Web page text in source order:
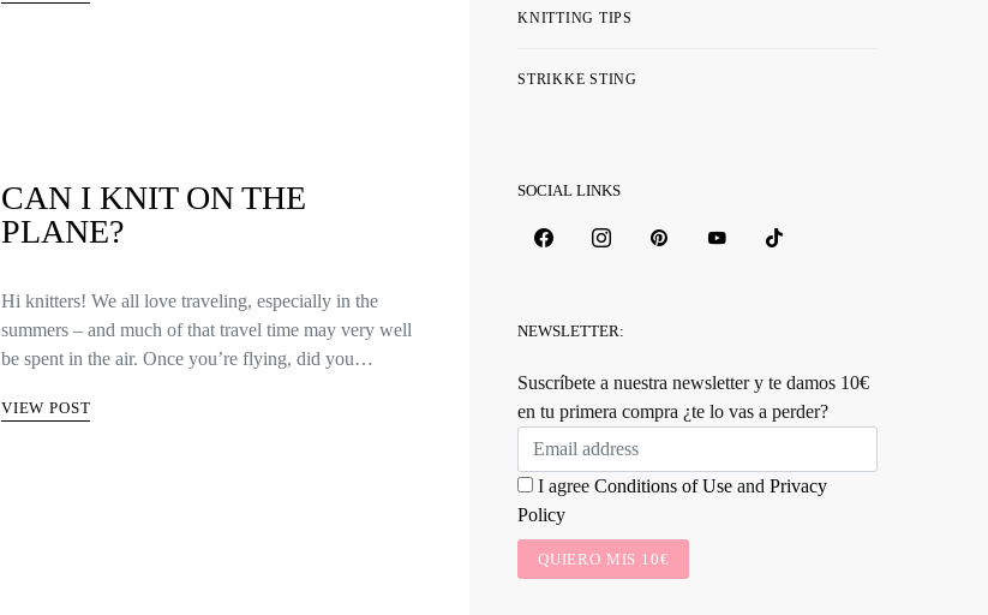
CAN I KNIT ON THE
PLANE?
Hi knitters! We all love traveling, especially in the
summers – and much of that travel time may very well
be spent in the air. Once you’re flying, did you…
VIEW POST
KNITTING TIPS
STRIKKE STING
SOCIAL LINKS
NEWSLETTER:
Suscríbete a nuestra newsletter y te damos 10€
en tu primera compra ¿te lo vas a perder?
I agree Conditions of Use and Privacy
Policy
QUIERO MIS 10€